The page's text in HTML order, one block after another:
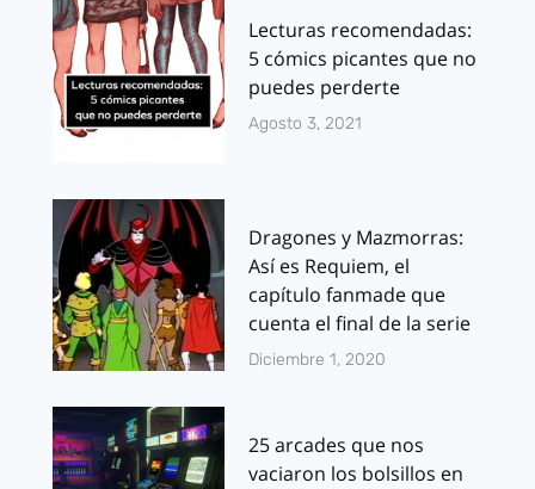
Lecturas recomendadas:
5 cómics picantes que no
puedes perderte
Agosto 3, 2021
Dragones y Mazmorras:
Así es Requiem, el
capítulo fanmade que
cuenta el final de la serie
Diciembre 1, 2020
25 arcades que nos
vaciaron los bolsillos en